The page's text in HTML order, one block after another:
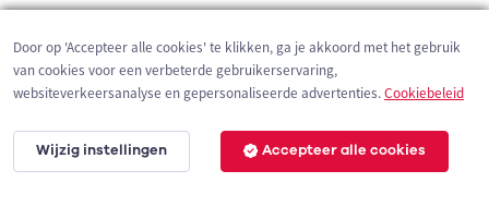
3 km
Door op 'Accepteer alle cookies' te klikken, ga je akkoord met het gebruik
van cookies voor een verbeterde gebruikerservaring,
websiteverkeersanalyse en gepersonaliseerde advertenties.Cookiebeleid
Wijzig instellingen Accepteer alle cookies